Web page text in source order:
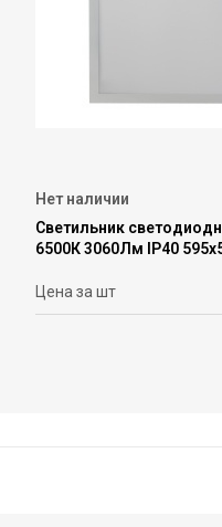
Нет наличии
Светильник
6500К 3060Лм IP40
Цена за шт